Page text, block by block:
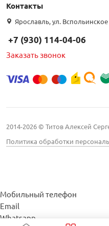
Контакты
Ярославль, ул.
+7 (930) 114-04-06
Заказать звонок
2014-2026 © Титов Алексей
Политика обработки
Мобильный телефон
Email
Whatsapp